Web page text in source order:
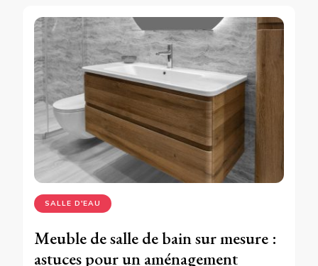
SALLE D'EAU
Meuble de salle de bain sur mesure :
astuces pour un aménagement